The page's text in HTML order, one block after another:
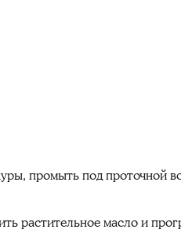
промыть под проточной
растительное масло и